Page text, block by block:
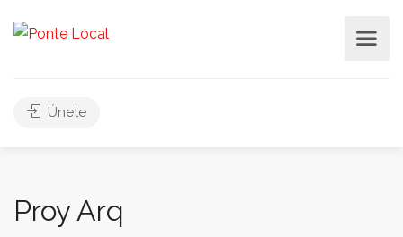
Únete
Proy Arq